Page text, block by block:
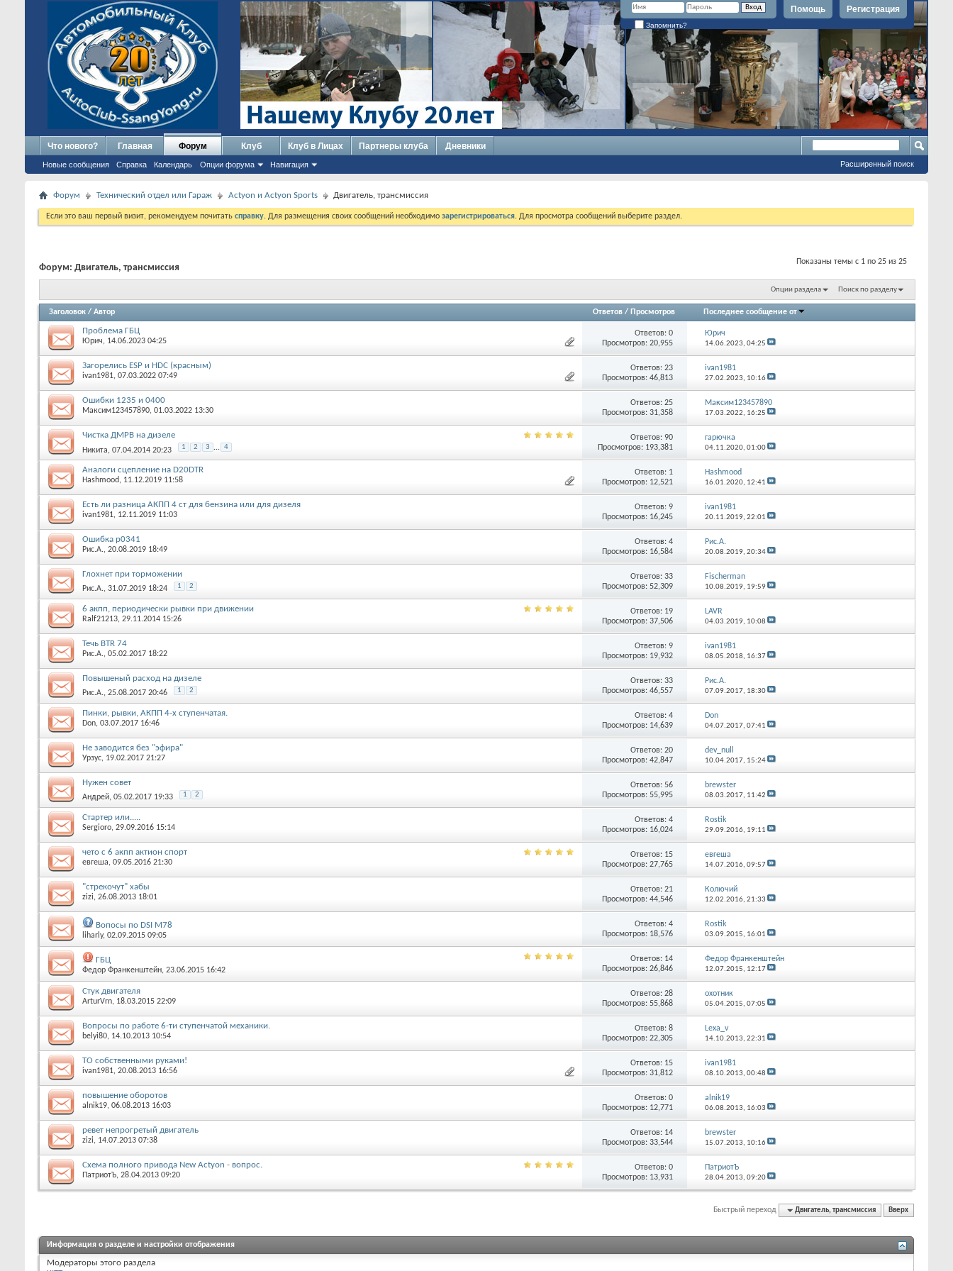
Регистрация
Помощь
Запомнить?
Что нового? Главная Форум
Новые сообщения Справка Календарь Опции форума Навигация
Клуб Клуб в Лицах Партнеры клуба Дневники
Расширенный поиск
Форум Технический отдел или Гараж Actyon и Actyon Sports Двигатель, трансмиссия
Если это ваш первый визит, рекомендуем почитать справку. Для размещения своих сообщений необходимо зарегистрироваться. Для просмотра сообщений выберите раздел.
Показаны темы с 1 по 25 из 25
Форум: Двигатель, трансмиссия
Опции раздела Поиск по разделу
Заголовок / Автор Ответов / Просмотров Последнее сообщение от
Проблема ГБЦ
Юрич, 14.06.2023 04:25
Ответов:0
Просмотров: 20,955
Юрич
14.06.2023, 04:25
Загорелись ESP и HDC (красным)
ivan1981, 07.03.2022 07:49
Ответов:23
Просмотров: 46,813
ivan1981
27.02.2023, 10:16
Ошибки 1235 и 0400
Максим123457890, 01.03.2022 13:30
Ответов:25
Просмотров: 31,358
Максим123457890
17.03.2022, 16:25
Чистка ДМРВ на дизеле
Никита, 07.04.2014 20:23 1 2 3 ... 4
Ответов:90
Просмотров: 193,381
гарючка
04.11.2020, 01:00
Аналоги сцепление на D20DTR
Hashmood, 11.12.2019 11:58
Ответов: 1
Просмотров: 12,521
Hashmood
16.01.2020, 12:41
Есть ли разница АКПП 4 ст для бензина или для дизеля
ivan1981, 12.11.2019 11:03
Ответов:9
Просмотров: 16,245
ivan1981
20.11.2019, 22:01
Ошибка р0341
Рис.А., 20.08.2019 18:49
Ответов:4
Просмотров: 16,584
Рис.А.
20.08.2019, 20:34
Глохнет при торможении
Рис.А., 31.07.2019 18:24 1 2
Ответов:33
Просмотров: 52,309
Fischerman
10.08.2019, 19:59
6 акпп, периодически рывки при движении
Ralf21213, 29.11.2014 15:26
Ответов: 19
Просмотров: 37,506
LAVR
04.03.2019, 10:08
Течь BTR 74
Рис.А., 05.02.2017 18:22
Ответов:9
Просмотров: 19,932
ivan1981
08.05.2018, 16:37
Повышеный расход на дизеле
Рис.А., 25.08.2017 20:46 1 2
Ответов:33
Просмотров: 46,557
Рис.А.
07.09.2017, 18:30
Пинки, рывки, АКПП 4-х ступенчатая.
Don, 03.07.2017 16:46
Ответов:4
Просмотров: 14,639
Don
04.07.2017, 07:41
Не заводится без "эфира"
Урзус, 19.02.2017 21:27
Ответов:20
Просмотров: 42,847
dev_null
10.04.2017, 15:24
Нужен совет
Андрей, 05.02.2017 19:33 1 2
Ответов:56
Просмотров: 55,995
brewster
08.03.2017, 11:42
Стартер или.....
Sergioro, 29.09.2016 15:14
Ответов:4
Просмотров: 16,024
Rostik
29.09.2016, 19:11
чето с 6 акпп актион спорт
евгеша, 09.05.2016 21:30
Ответов: 15
Просмотров: 27,765
евгеша
14.07.2016, 09:57
"стрекочут" хабы
zizi, 26.08.2013 18:01
Ответов:21
Просмотров: 44,546
Колючий
12.02.2016, 21:33
Вопосы по DSI M78
liharly, 02.09.2015 09:05
Ответов:4
Просмотров: 18,576
Rostik
03.09.2015, 16:01
ГБЦ
Федор Франкенштейн, 23.06.2015 16:42
Ответов: 14
Просмотров: 26,846
Федор Франкенштейн
12.07.2015, 12:17
Стук двигателя
ArturVrn, 18.03.2015 22:09
Ответов:28
Просмотров: 55,868
охотник
05.04.2015, 07:05
Вопросы по работе 6-ти ступенчатой механики.
belyi80, 14.10.2013 10:54
Ответов:8
Просмотров: 22,305
Lexa_v
14.10.2013, 22:31
ТО собственными руками!
ivan1981, 20.08.2013 16:56
Ответов: 15
Просмотров: 31,812
ivan1981
08.10.2013, 00:48
повышение оборотов
alnik19, 06.08.2013 16:03
Ответов:0
Просмотров: 12,771
alnik19
06.08.2013, 16:03
ревет непрогретый двигатель
zizi, 14.07.2013 07:38
Ответов: 14
Просмотров: 33,544
brewster
15.07.2013, 10:16
Схема полного привода New Actyon - вопрос.
ПатриотЪ, 28.04.2013 09:20
Ответов:0
Просмотров: 13,931
ПатриотЪ
28.04.2013, 09:20
Быстрый переход Двигатель, трансмиссия Вверх
Информация о разделе и настройки отображения
Модераторы этого раздела